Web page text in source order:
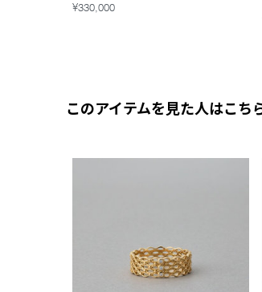
¥330,000
このアイテムを見た人はこち